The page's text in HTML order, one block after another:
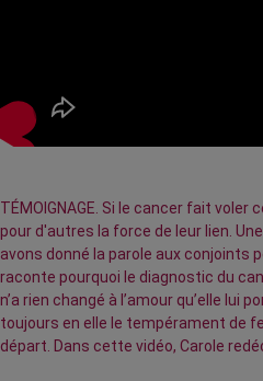
TÉMOIGNAGE. Si le cancer fait
pour d'autres la force de leur lien.
avons donné la parole aux conjoints
raconte pourquoi le diagnostic du
n’a rien changé à l’amour qu’elle lui
toujours en elle le tempérament de
départ. Dans cette vidéo, Carole